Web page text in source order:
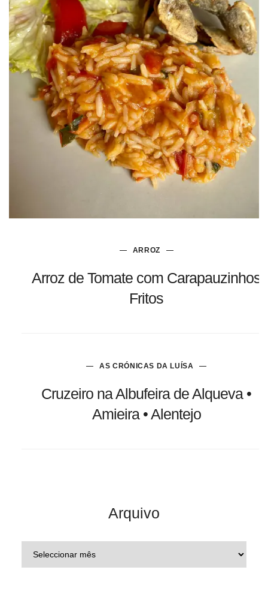
ARROZ
Arroz de Tomate com Carapauzinhos
Fritos
AS CRÓNICAS DA LUÍSA
Cruzeiro na Albufeira de Alqueva •
Amieira • Alentejo
Arquivo